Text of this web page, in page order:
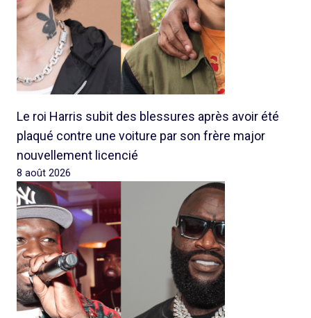
Le roi Harris subit des blessures après avoir été
plaqué contre une voiture par son frère major
nouvellement licencié
8 août 2026